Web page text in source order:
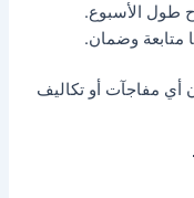
طول الأسبوع.
متابعة وضمان.
أي مفاجآت أو تكاليف